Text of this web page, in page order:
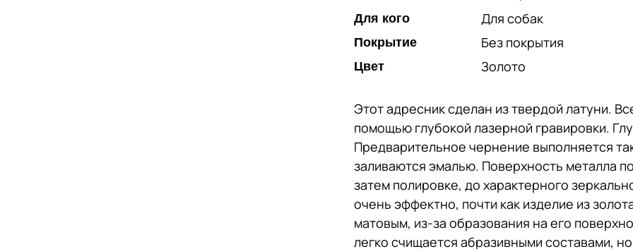
Для кого Для собак
Покрытие Без покрытия
Цвет Золото
Этот адресник сделан из твердой латуни.
помощью глубокой лазерной гравировки.
Предварительное чернение выполняется
заливаются эмалью. Поверхность металла
затем полировке, до характерного
очень эффектно, почти как изделие из
матовым, из-за образования на его
легко счищается абразивными составами,